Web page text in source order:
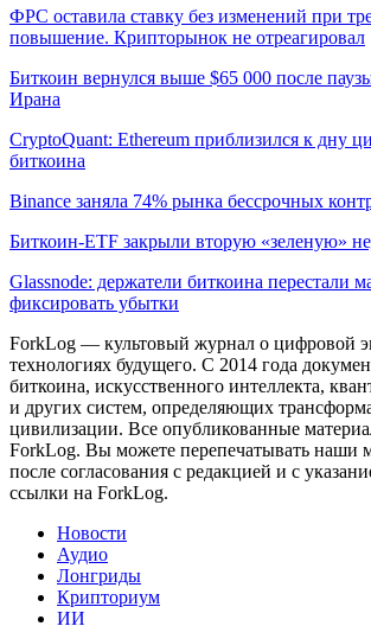
ФРС оставила ставку без изменений при
повышение. Крипторынок не отреагировал
Биткоин вернулся выше $65 000 после
Ирана
CryptoQuant: Ethereum приблизился к дну
биткоина
Binance заняла 74% рынка бессрочных
Биткоин-ETF закрыли вторую «зеленую»
Glassnode: держатели биткоина перестали
фиксировать убытки
ForkLog — культовый журнал о цифровой
технологиях будущего. С 2014 года
биткоина, искусственного интеллекта,
и других систем, определяющих
цивилизации. Все опубликованные
ForkLog. Вы можете перепечатывать наши
после согласования с редакцией и с
ссылки на ForkLog.
Новости
Аудио
Лонгриды
Крипториум
ИИ